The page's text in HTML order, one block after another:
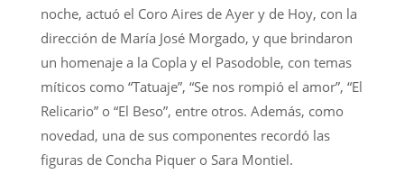
noche, actuó el Coro Aires de Ayer y de Hoy, con la
dirección de María José Morgado, y que brindaron
un homenaje a la Copla y el Pasodoble, con temas
míticos como “Tatuaje”, “Se nos rompió el amor”, “El
Relicario” o “El Beso”, entre otros. Además, como
novedad, una de sus componentes recordó las
figuras de Concha Piquer o Sara Montiel.